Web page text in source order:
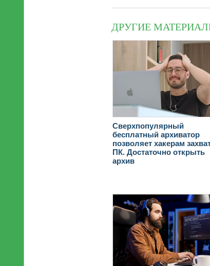
ДРУГИЕ
Сверхпопулярный
бесплатный архиватор
позволяет хакерам
ПК. Достаточно открыть
архив